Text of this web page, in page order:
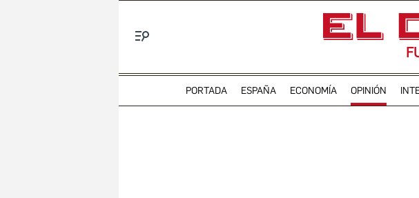
PORTADA ESPAÑA ECONOMÍA OPINIÓN